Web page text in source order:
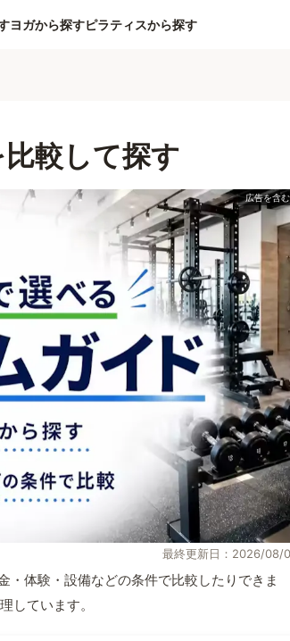
ヨガから探すピラティスから探す
較して探す
最終更新日：2026/08/
・体験・設備などの条件で比較したりできま
しています。